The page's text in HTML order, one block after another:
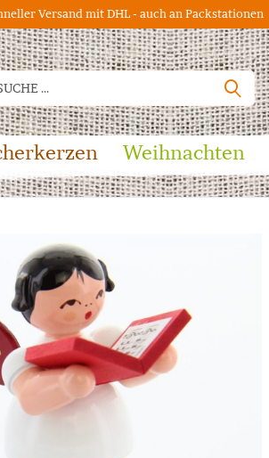
Versand mit DHL - auch an Packstationen
Weihnachten